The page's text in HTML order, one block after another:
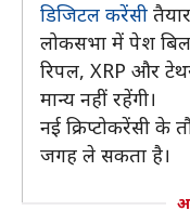
डिजिटल करेंसी
लोकसभा में पेश
रिपल, XRP और
मान्य नहीं रहेंगी।
नई क्रिप्टोकरेंसी के
जगह ले सकता है।